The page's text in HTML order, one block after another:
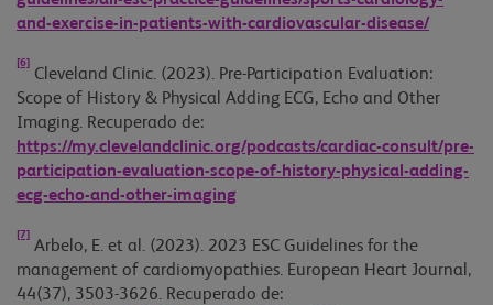
and-exercise-in-patients-with-cardiovascular-disease/
[6]
Cleveland Clinic. (2023). Pre-Participation Evaluation:
Scope of History & Physical Adding ECG, Echo and Other
Imaging. Recuperado de:
https://my.clevelandclinic.org/podcasts/cardiac-consult/pre-
participation-evaluation-scope-of-history-physical-adding-
ecg-echo-and-other-imaging
[7]
Arbelo, E. et al. (2023). 2023 ESC Guidelines for the
management of cardiomyopathies. European Heart Journal,
44(37), 3503-3626. Recuperado de: